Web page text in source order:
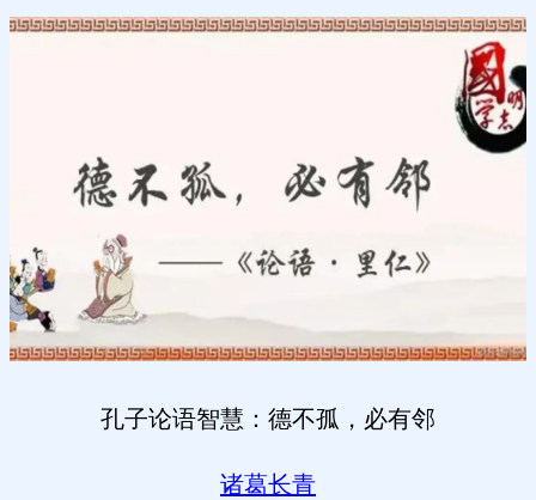
孔子论语智慧：德不孤，必有邻
诸葛长青